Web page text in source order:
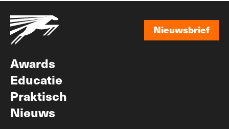
Nieuwsbrief
Awards
Educatie
Praktisch
Nieuws